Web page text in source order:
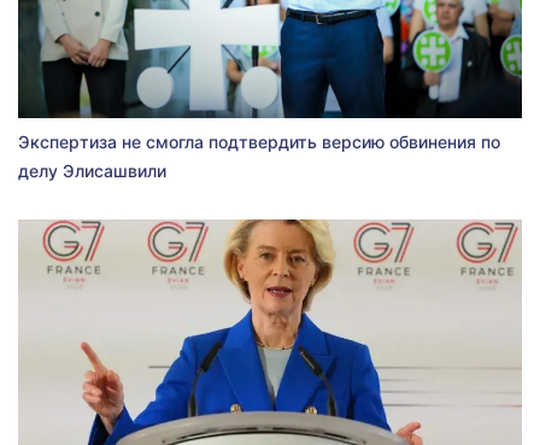
Экспертиза не смогла подтвердить версию обвинения по
делу Элисашвили